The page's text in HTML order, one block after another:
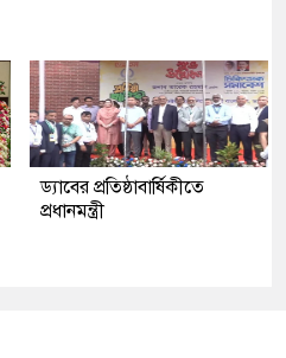
ড্যাবের প্রতিষ্ঠাবার্ষিকীতে
প্রধানমন্ত্রী